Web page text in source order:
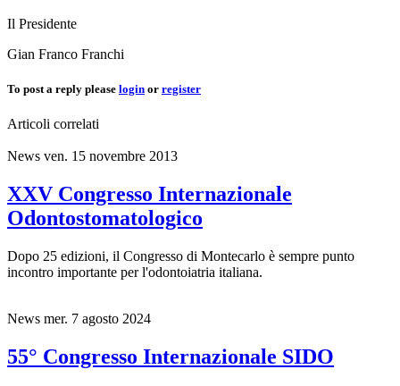
Il Presidente
Gian Franco Franchi
To post a reply please login or register
Articoli correlati
News ven. 15 novembre 2013
XXV Congresso Internazionale
Odontostomatologico
Dopo 25 edizioni, il Congresso di Montecarlo è sempre punto
incontro importante per l'odontoiatria italiana.
News mer. 7 agosto 2024
55° Congresso Internazionale SIDO